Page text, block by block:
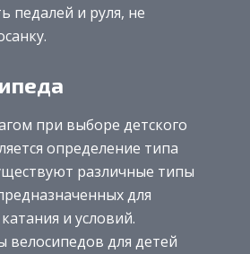
педалей и руля, не
при выборе детского
определение типа
различные типы
для
и условий.
велосипедов для детей